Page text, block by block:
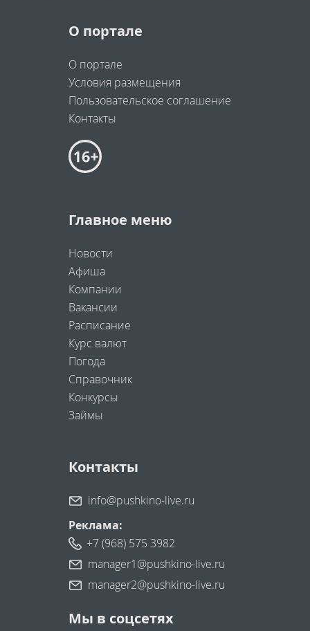
О портале
О портале
Условия размещения
Пользовательское соглашение
Контакты
Главное меню
Новости
Афиша
Компании
Вакансии
Расписание
Курс валют
Погода
Справочник
Конкурсы
Займы
Контакты
info@pushkino-live.ru
Реклама:
+7 (968) 575 3982
manager1@pushkino-live.ru
manager2@pushkino-live.ru
Мы в соцсетях